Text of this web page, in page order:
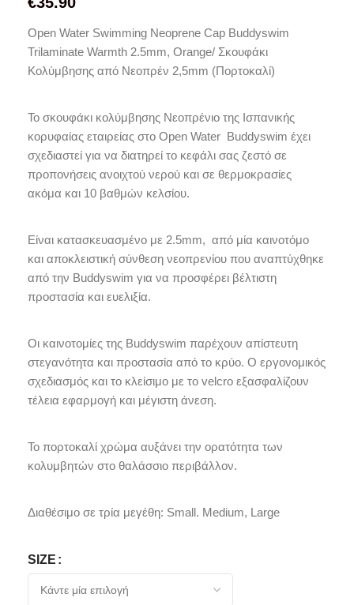
Open Water Swimming Neoprene Cap Buddyswim
Trilaminate Warmth 2.5mm, Orange/ Σκουφάκι
Κολύμβησης από Νεοπρέν 2,5mm (Πορτοκαλί)
Το σκουφάκι κολύμβησης Νεοπρένιο της Ισπανικής
κορυφαίας εταιρείας στο Open Water Buddyswim έχει
σχεδιαστεί για να διατηρεί το κεφάλι σας ζεστό σε
προπονήσεις ανοιχτού νερού και σε θερμοκρασίες
ακόμα και 10 βαθμών κελσίου.
Είναι κατασκευασμένο με 2.5mm, από μία καινοτόμο
και αποκλειστική σύνθεση νεοπρενίου που αναπτύχθηκε
από την Buddyswim για να προσφέρει βέλτιστη
προστασία και ευελιξία.
Οι καινοτομίες της Buddyswim παρέχουν απίστευτη
στεγανότητα και προστασία από το κρύο. Ο εργονομικός
σχεδιασμός και το κλείσιμο με το velcro εξασφαλίζουν
τέλεια εφαρμογή και μέγιστη άνεση.
Το πορτοκαλί χρώμα αυξάνει την ορατότητα των
κολυμβητών στο θαλάσσιο περιβάλλον.
Διαθέσιμο σε τρία μεγέθη: Small. Medium, Large
SIZE